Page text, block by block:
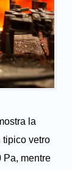
la
tipico vetro
Pa, mentre